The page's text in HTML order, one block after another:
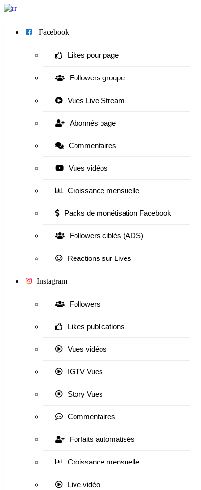
Facebook
Likes pour page
Followers groupe
Vues Live Stream
Abonnés page
Commentaires
Vues vidéos
Croissance mensuelle
Packs de monétisation Facebook
Followers ciblés (ADS)
Réactions sur Lives
Instagram
Followers
Likes publications
Vues vidéos
IGTV Vues
Story Vues
Commentaires
Forfaits automatisés
Croissance mensuelle
Live vidéo